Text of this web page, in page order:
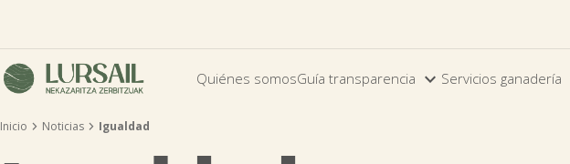
Quiénes somosGuía transparencia  Servicios ganadería
Inicio  Noticias  Igualdad